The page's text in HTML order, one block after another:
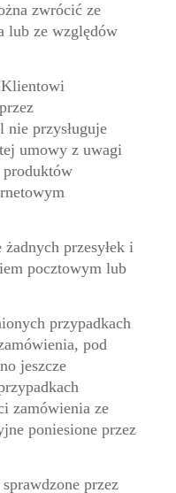
zwrócić ze
lub ze względów
przysługuje
umowy z uwagi
produktów
przesyłek i
pocztowym lub
przypadkach
pod
jeszcze
zamówienia ze
poniesione przez
przez